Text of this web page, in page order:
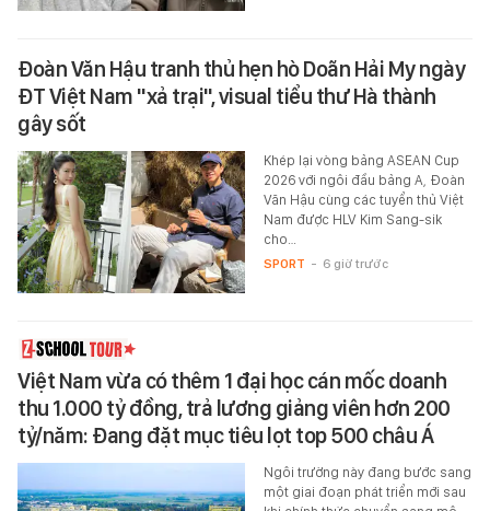
Đoàn Văn Hậu tranh thủ hẹn hò Doãn Hải My ngày
ĐT Việt Nam "xả trại", visual tiểu thư Hà thành
gây sốt
Khép lại vòng bảng ASEAN Cup
2026 với ngôi đầu bảng A, Đoàn
Văn Hậu cùng các tuyển thủ Việt
Nam được HLV Kim Sang-sik
cho…
SPORT - 6 giờ trước
Việt Nam vừa có thêm 1 đại học cán mốc doanh
thu 1.000 tỷ đồng, trả lương giảng viên hơn 200
tỷ/năm: Đang đặt mục tiêu lọt top 500 châu Á
Ngôi trường này đang bước sang
một giai đoạn phát triển mới sau